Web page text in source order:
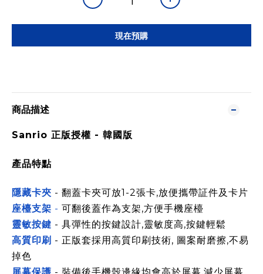
現在預購
商品描述
Sanrio 正版授權 - 韓國版
產品特點
隱藏卡夾 - 翻蓋卡夾可放1-2張卡,放便攜帶証件及卡片
座檯支架 - 可翻後蓋作為支架,方便手機座檯
靈敏按鍵 - 具彈性的按鍵設計,靈敏度高,按鍵輕鬆
高質印刷 - 正版套採用高質印刷技術, 圖案耐磨擦,不易
掉色